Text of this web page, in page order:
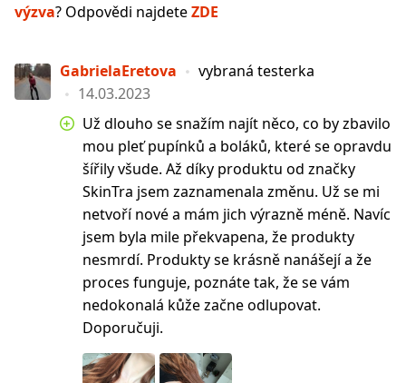
výzva? Odpovědi najdeteZDE
GabrielaEretova
vybraná testerka
14.03.2023
Už dlouho se snažím najít něco, co by zbavilo
mou pleť pupínků a boláků, které se opravdu
šířily všude. Až díky produktu od značky
SkinTra jsem zaznamenala změnu. Už se mi
netvoří nové a mám jich výrazně méně. Navíc
jsem byla mile překvapena, že produkty
nesmrdí. Produkty se krásně nanášejí a že
proces funguje, poznáte tak, že se vám
nedokonalá kůže začne odlupovat.
Doporučuji.